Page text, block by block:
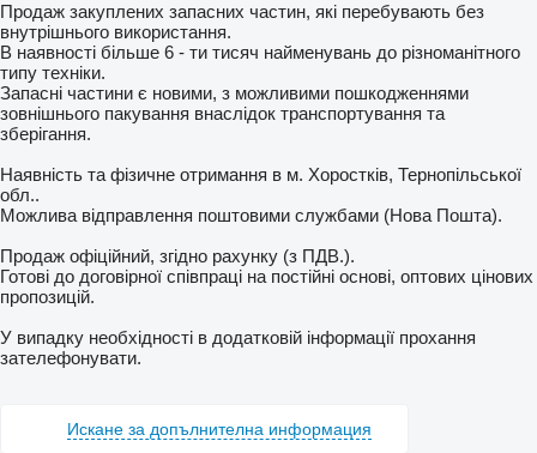
Продаж закуплених запасних частин, які перебувають без
внутрішнього використання.
В наявності більше 6 - ти тисяч найменувань до різноманітного
типу техніки.
Запасні частини є новими, з можливими пошкодженнями
зовнішнього пакування внаслідок транспортування та
зберігання.
Наявність та фізичне отримання в м. Хоростків, Тернопільської
обл..
Можлива відправлення поштовими службами (Нова Пошта).
Продаж офіційний, згідно рахунку (з ПДВ.).
Готові до договірної співпраці на постійні основі, оптових цінових
пропозицій.
У випадку необхідності в додатковій інформації прохання
зателефонувати.
Искане за допълнителна информация